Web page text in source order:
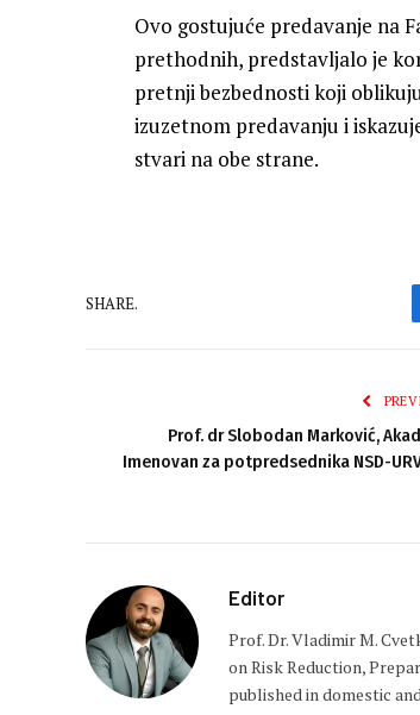
Ovo gostujuće predavanje na
prethodnih, predstavljalo je
pretnji bezbednosti koji
izuzetnom predavanju i
stvari na obe strane.
SHARE.
Prof. dr Slobodan Marković,
Imenovan za potpredsednika NSD-
Editor
Prof. Dr. Vladimir M.
on Risk Reduction,
published in domestic